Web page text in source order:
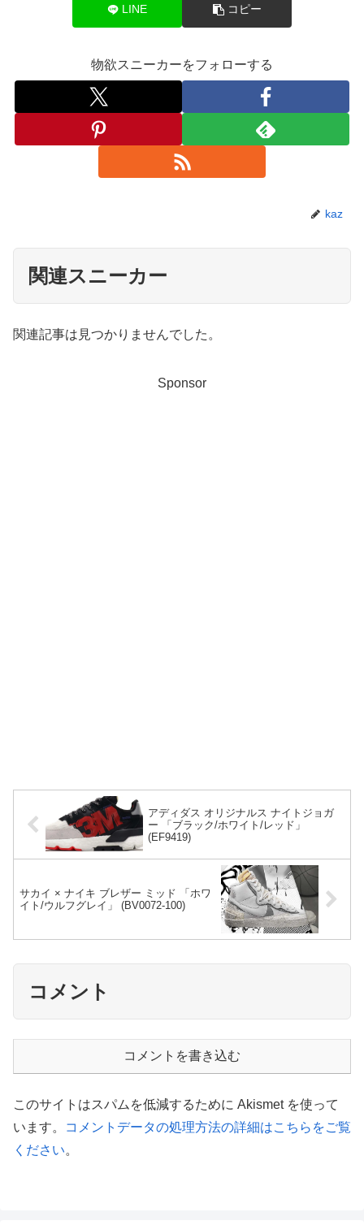
LINE コピー
物欲スニーカーをフォローする
kaz
関連スニーカー
関連記事は見つかりませんでした。
Sponsor
アディダス オリジナルス ナイトジョガ
ー 「ブラック/ホワイト/レッド」
(EF9419)
サカイ × ナイキ ブレザー ミッド 「ホワ
イト/ウルフグレイ」 (BV0072-100)
コメント
コメントを書き込む
このサイトはスパムを低減するために Akismet を使って
います。
コメントデータの処理方法の詳細はこちらをご覧
ください。